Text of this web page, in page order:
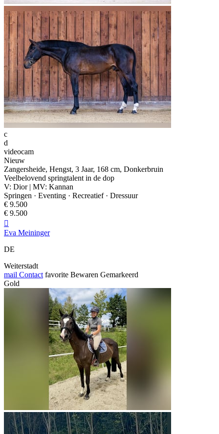
c
d
videocam
Nieuw
Zangersheide, Hengst, 3 Jaar, 168 cm, Donkerbruin
Veelbelovend springtalent in de dop
V: Dior | MV: Kannan
Springen · Eventing · Recreatief · Dressuur
€ 9.500
€ 9.500

Eva Meininger
DE
Weiterstadt
mail Contact favorite Bewaren Gemarkeerd
Gold